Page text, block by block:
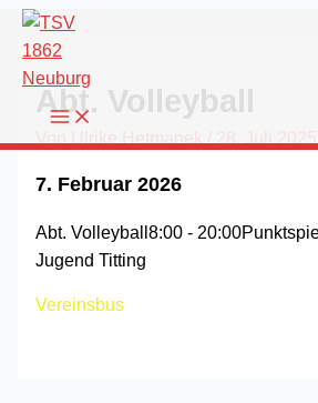
Zum
Inhalt
springen
Abt. Volleyball
7. Februar 2026
Abt. Volleyball 8:00 - 20:00
Jugend Titting
Vereinsbus